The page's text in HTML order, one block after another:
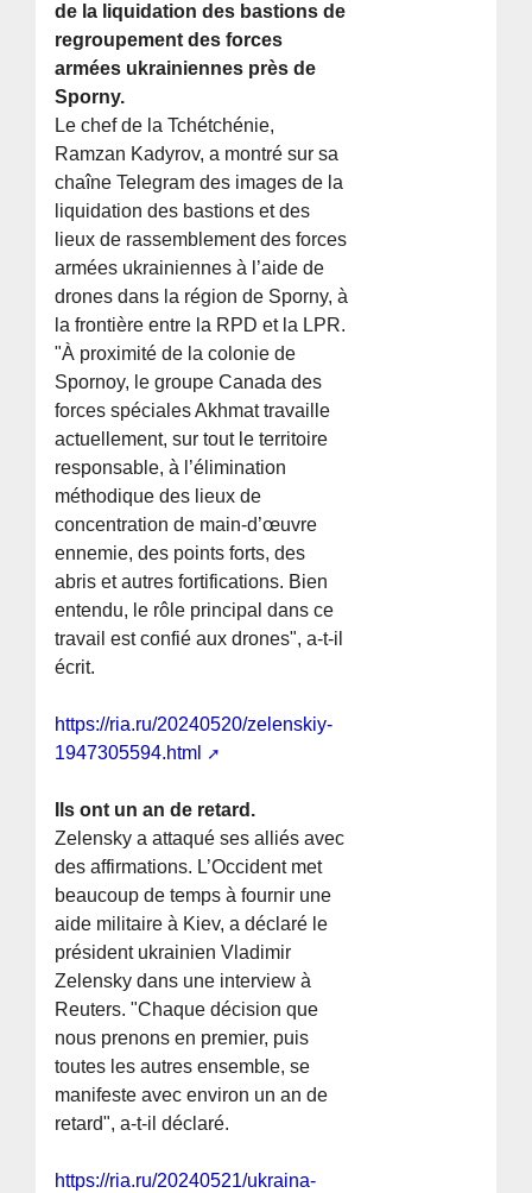
de la liquidation des bastions de
regroupement des forces
armées ukrainiennes près de
Sporny.
Le chef de la Tchétchénie,
Ramzan Kadyrov, a montré sur sa
chaîne Telegram des images de la
liquidation des bastions et des
lieux de rassemblement des forces
armées ukrainiennes à l’aide de
drones dans la région de Sporny, à
la frontière entre la RPD et la LPR.
"À proximité de la colonie de
Spornoy, le groupe Canada des
forces spéciales Akhmat travaille
actuellement, sur tout le territoire
responsable, à l’élimination
méthodique des lieux de
concentration de main-d’œuvre
ennemie, des points forts, des
abris et autres fortifications. Bien
entendu, le rôle principal dans ce
travail est confié aux drones", a-t-il
écrit.
https://ria.ru/20240520/zelenskiy-
1947305594.html
Ils ont un an de retard.
Zelensky a attaqué ses alliés avec
des affirmations. L’Occident met
beaucoup de temps à fournir une
aide militaire à Kiev, a déclaré le
président ukrainien Vladimir
Zelensky dans une interview à
Reuters. "Chaque décision que
nous prenons en premier, puis
toutes les autres ensemble, se
manifeste avec environ un an de
retard", a-t-il déclaré.
https://ria.ru/20240521/ukraina-